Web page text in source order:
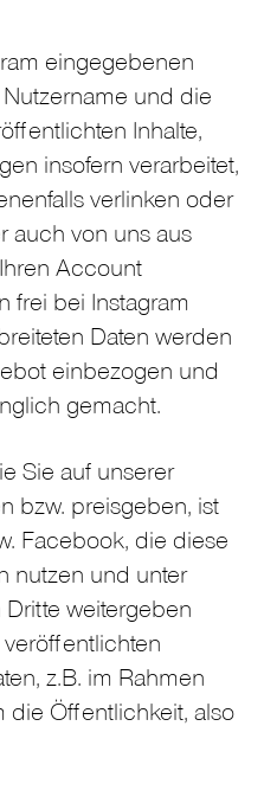
eingegebenen
und die
Inhalte,
insofern verarbeitet,
verlinken oder
auch von uns aus
Account
frei bei Instagram
Daten werden
einbezogen und
gemacht.
Sie auf unserer
bzw. preisgeben, ist
Facebook, die diese
nutzen und unter
weitergeben
z.B. im Rahmen
die Öffentlichkeit, also